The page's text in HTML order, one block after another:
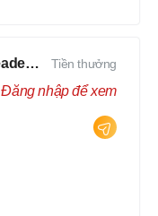
Senior Engineer / Technical Leader - N2 Tiếng Nhật - Lương upto $3000
Tiền thưởng
Đăng nhập để xem